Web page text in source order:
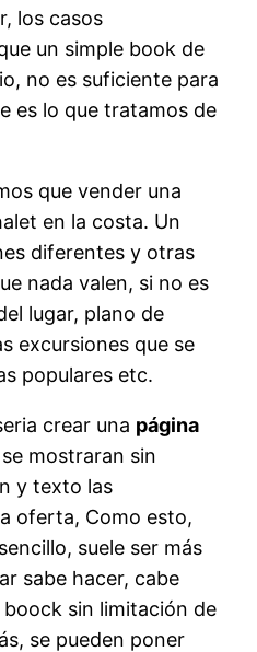
los casos
un simple book de
no es suficiente para
es lo que tratamos de
que vender una
en la costa. Un
diferentes y otras
nada valen, si no es
lugar, plano de
excursiones que se
populares etc.
crear una página
mostraran sin
y texto las
oferta, Como esto,
suele ser más
sabe hacer, cabe
boock sin limitación de
se pueden poner